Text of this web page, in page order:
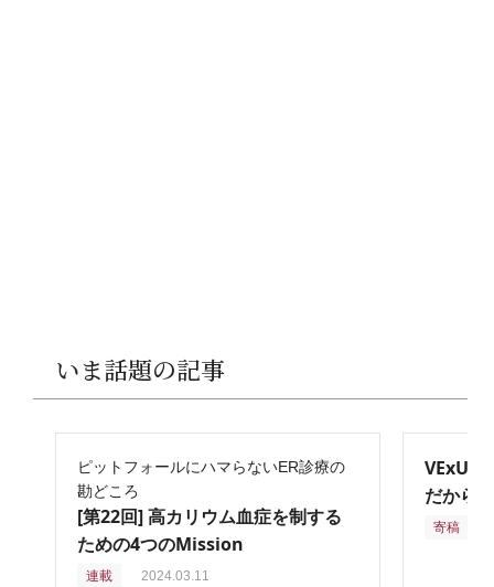
いま話題の記事
ピットフォールにハマらないER診療の
勘どころ
[第22回] 高カリウム血症を制する
ための4つのMission
連載 2024.03.11
VExUS
だから
寄稿